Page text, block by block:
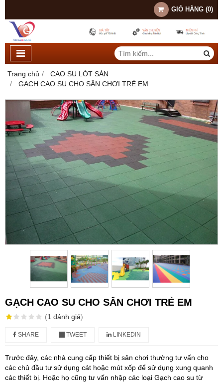
GIỎ HÀNG (0)
Trang chủ
CAO SU LÓT SÀN
GẠCH CAO SU CHO SÂN CHƠI TRẺ EM
GẠCH CAO SU CHO SÂN CHƠI TRẺ EM
(1 đánh giá)
SHARE TWEET LINKEDIN
Trước đây, các nhà cung cấp thiết bị sân chơi thường tư vấn cho
các chủ đầu tư sử dụng cát hoặc mút xốp để sử dụng xung quanh
các thiết bị. Hoặc họ cũng tư vấn nhập các loại Gạch cao su từ